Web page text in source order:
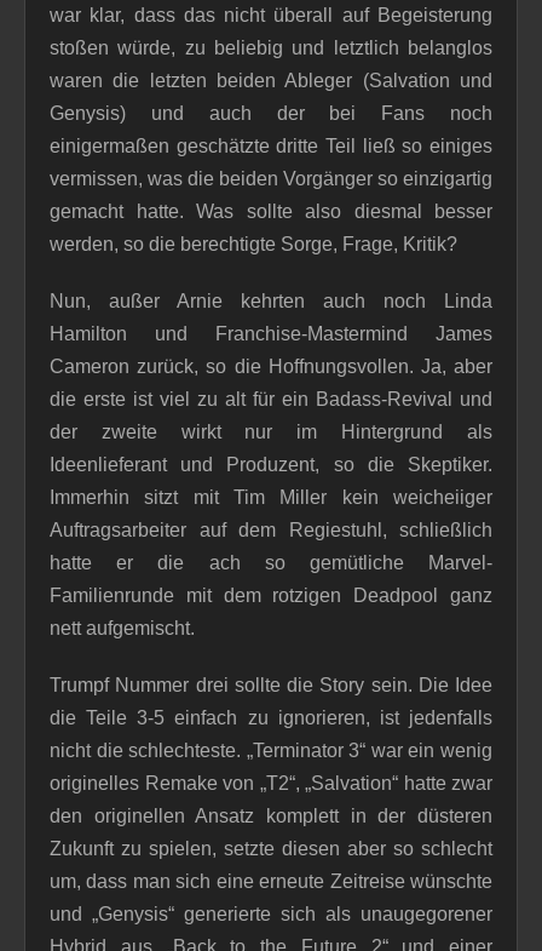
war klar, dass das nicht überall auf Begeisterung
stoßen würde, zu beliebig und letztlich belanglos
waren die letzten beiden Ableger (Salvation und
Genysis) und auch der bei Fans noch
einigermaßen geschätzte dritte Teil ließ so einiges
vermissen, was die beiden Vorgänger so einzigartig
gemacht hatte. Was sollte also diesmal besser
werden, so die berechtigte Sorge, Frage, Kritik?
Nun, außer Arnie kehrten auch noch Linda
Hamilton und Franchise-Mastermind James
Cameron zurück, so die Hoffnungsvollen. Ja, aber
die erste ist viel zu alt für ein Badass-Revival und
der zweite wirkt nur im Hintergrund als
Ideenlieferant und Produzent, so die Skeptiker.
Immerhin sitzt mit Tim Miller kein weicheiiger
Auftragsarbeiter auf dem Regiestuhl, schließlich
hatte er die ach so gemütliche Marvel-
Familienrunde mit dem rotzigen Deadpool ganz
nett aufgemischt.
Trumpf Nummer drei sollte die Story sein. Die Idee
die Teile 3-5 einfach zu ignorieren, ist jedenfalls
nicht die schlechteste. „Terminator 3“ war ein wenig
originelles Remake von „T2“, „Salvation“ hatte zwar
den originellen Ansatz komplett in der düsteren
Zukunft zu spielen, setzte diesen aber so schlecht
um, dass man sich eine erneute Zeitreise wünschte
und „Genysis“ generierte sich als unaugegorener
Hybrid aus „Back to the Future 2“ und einer